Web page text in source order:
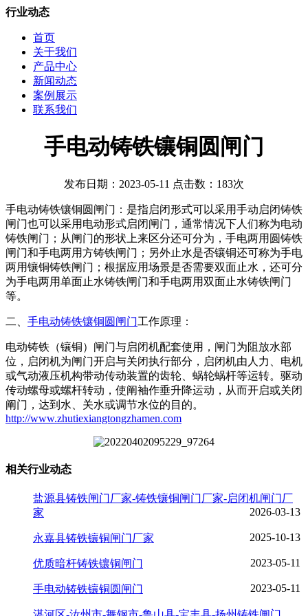
行业动态
首页
关于我们
产品中心
新闻动态
案例展示
联系我们
手电动铸铁镶铜圆闸门
发布日期：2023-05-11 点击数：183次
手电动铸铁镶铜圆闸门：是指启闭形式可以采用手动启闭铸铁
闸门也可以采用电动形式启闭闸门，通常情况下人们称为电动
铸铁闸门；从闸门的形状上来区分还可分为，手电两用圆铸铁
闸门和手电两用方铸铁闸门；另外止水是否镶铜还可称为手电
两用镶铜铸铁闸门；根据应用场景是否需要双面止水，还可分
为手电两用单面止水铸铁闸门和手电两用双面止水铸铁闸门
等。
二、 手电动铸铁镶铜圆闸门工作原理：
电动铸铁（镶铜）闸门与启闭机配套使用，闸门为阻放水部
位，启闭机为闸门开启与关闭执行部分，启闭机由人力、电机
或气动液压机构带动传动装置的齿轮、蜗轮蜗杆等运转。驱动
传动螺母或螺杆转动，使阐袖作垂升降运动，从而开启或关闭
阐门，达到水、关水或调节水位的目的。
http://www.zhutiexiangtongzhamen.com
相关行业动态
盐源县铸铁闸门厂家-铸铁镶铜闸门厂家-启闭机闸门厂
家
2026-03-13
永嘉县铸铁镶铜闸门厂家 2025-10-13
优质暗杆铸铁镶铜闸门 2023-05-11
手电动铸铁镶铜圆闸门 2023-05-11